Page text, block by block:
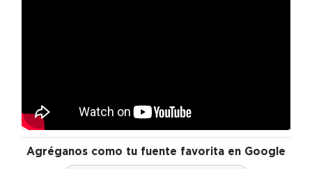
Agréganos como tu fuente favorita en Google